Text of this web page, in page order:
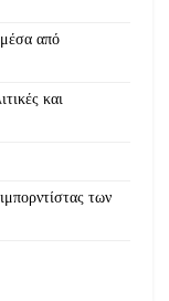
από
και
των